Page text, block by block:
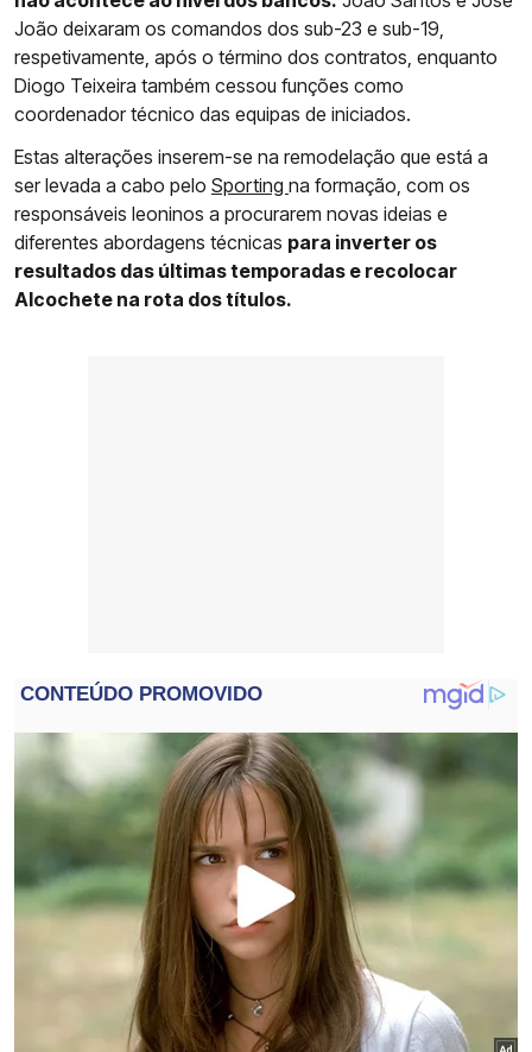
João deixaram os comandos dos sub-23 e sub-19,
respetivamente, após o término dos contratos, enquanto
Diogo Teixeira também cessou funções como
coordenador técnico das equipas de iniciados.
Estas alterações inserem-se na remodelação que está a
ser levada a cabo pelo Sporting na formação, com os
responsáveis leoninos a procurarem novas ideias e
diferentes abordagens técnicas para inverter os
resultados das últimas temporadas e recolocar
Alcochete na rota dos títulos.